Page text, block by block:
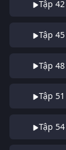
Tập 42
Tập 45
Tập 48
Tập 51
Tập 54